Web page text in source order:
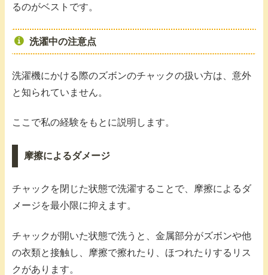
るのがベストです。
洗濯中の注意点
洗濯機にかける際のズボンのチャックの扱い方は、意外
と知られていません。
ここで私の経験をもとに説明します。
摩擦によるダメージ
チャックを閉じた状態で洗濯することで、摩擦によるダ
メージを最小限に抑えます。
チャックが開いた状態で洗うと、金属部分がズボンや他
の衣類と接触し、摩擦で擦れたり、ほつれたりするリス
クがあります。